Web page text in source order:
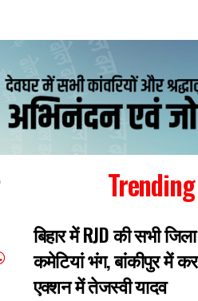
बिहार में RJD की सभी
कमेटियां भंग, बांकीपुर में
एक्शन में तेजस्वी यादव